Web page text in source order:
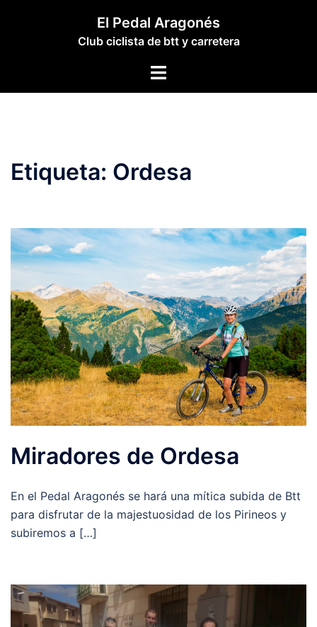
El Pedal Aragonés
Club ciclista de btt y carretera
Alternar
Etiqueta: Ordesa
Miradores de Ordesa
En el Pedal Aragonés se hará una mítica subida de Btt
para disfrutar de la majestuosidad de los Pirineos y
subiremos a […]